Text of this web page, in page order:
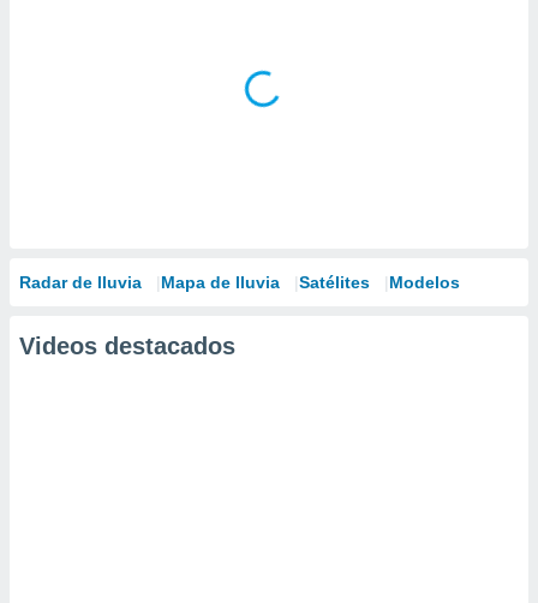
Radar de lluvia Mapa de lluvia Satélites Modelos
Videos destacados